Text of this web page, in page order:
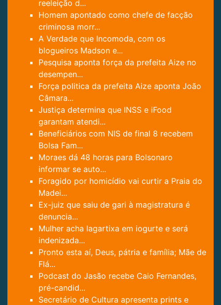
reeleição d...
Homem apontado como chefe de facção
criminosa morr...
A Verdade que Incomoda, com os
blogueiros Madson e...
Pesquisa aponta força da prefeita Aize no
desempen...
Força politica da prefeita Aize aponta João
Câmara...
Justiça determina que INSS e iFood
garantam atendi...
Beneficiários com NIS de final 8 recebem
Bolsa Fam...
Moraes dá 48 horas para Bolsonaro
informar se auto...
Foragido por homicídio vai curtir a Praia do
Madei...
Ex-juiz que saiu de gari à magistratura é
denuncia...
Mulher acha lagartixa em iogurte e será
indenizada...
Pronto esta aí, Deus, pátria e família; Mãe de
Flá...
Podcast do Jasão recebe Caio Fernandes,
pré-candid...
Secretário de Cultura apresenta prints e